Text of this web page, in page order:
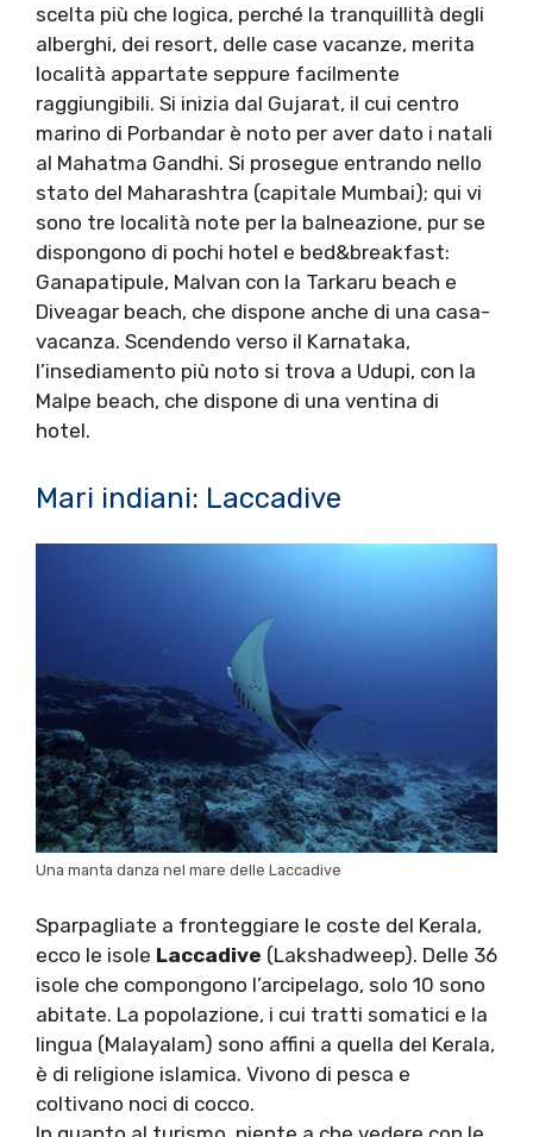
scelta più che logica, perché la tranquillità degli
alberghi, dei resort, delle case vacanze, merita
località appartate seppure facilmente
raggiungibili. Si inizia dal Gujarat, il cui centro
marino di Porbandar è noto per aver dato i natali
al Mahatma Gandhi. Si prosegue entrando nello
stato del Maharashtra (capitale Mumbai); qui vi
sono tre località note per la balneazione, pur se
dispongono di pochi hotel e bed&breakfast:
Ganapatipule, Malvan con la Tarkaru beach e
Diveagar beach, che dispone anche di una casa-
vacanza. Scendendo verso il Karnataka,
l’insediamento più noto si trova a Udupi, con la
Malpe beach, che dispone di una ventina di
hotel.
Mari indiani: Laccadive
Una manta danza nel mare delle Laccadive
Sparpagliate a fronteggiare le coste del Kerala,
ecco le isole Laccadive (Lakshadweep). Delle 36
isole che compongono l’arcipelago, solo 10 sono
abitate. La popolazione, i cui tratti somatici e la
lingua (Malayalam) sono affini a quella del Kerala,
è di religione islamica. Vivono di pesca e
coltivano noci di cocco.